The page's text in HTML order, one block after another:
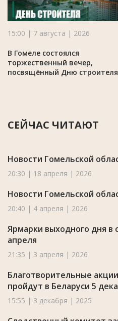
15:00 | 7 августа | 2026
В Гомеле состоялся
торжественный вечер,
посвящённый Дню строителя
СЕЙЧАС ЧИТАЮТ
Новости Гомельской
20:30 | 18 апреля | 2026
Новости Гомельской
20:40 | 4 апреля | 2026
Ярмарки выходного дня в
апреля
21:35 | 3 апреля | 2026
Благотворительные
пройдут в Беларуси 5
15:55 | 3 декабря | 2025